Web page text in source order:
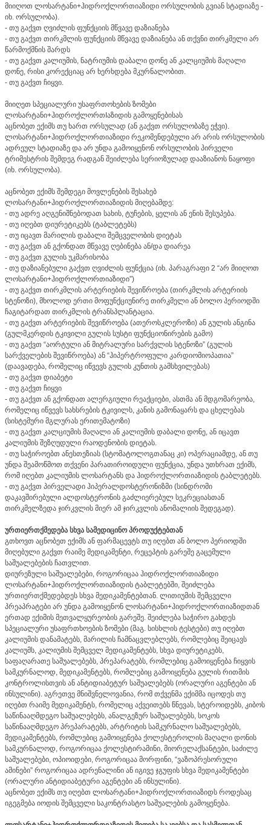
მიიღოთ ლოსარტანი+ჰიდროქლორთიაზიდი ორსულობის გვიან სტადიაზე -
იხ. ორსულობა).
- თუ გაქვთ ღვიძლის ფუნქციის მწვავე დაზიანება
- თუ გაქვთ თირკმლის ფუნქციის მწვავე დაზიანება ან თქვნი თირკმელი არ
წარმოქმნის შარდს
- თუ გაქვთ კალიუმის, ნატრიუმის დაბალი დონე ან კალციუმის მაღალი
დონე, რისი კორექციაც არ ხერხდება მკურნალობით.
- თუ გაქვთ ჩიყვი.
მიიღეთ სპეციალური უსაფრთოხების ზომები
ლოსარტანი+ჰიდროქლორთIაზიდის გამოყენებისას
აცნობეთ ექიმს თუ ხართ ორსულად (ან გაქვთ ორსულობაზე ეჭვი).
ლოსარტანი+ჰიდროქლორთიაზიდი რეკომენდებული არ არის ორსულობის
ადრეულ სტადიაზე და არ უნდა გამოიყენონ ორსულობის პირველი
ტრიმესტრის შემდეგ რადგან შეიძლება სერიოზულად დააზიანოს ნაყოფი
(იხ. ორსულობა).
აცნობეთ ექიმს შემდეგი მოვლენების შესახებ
ლოსარტანი+ჰიდროქლორთიაზიდის მიღებამდე:
- თუ ადრე აღგენიშნებოდათ სახის, ტუჩების, ყელის ან ენის შესუპება.
- თუ იღებთ დიურეტიკებს (ტაბლეტებს)
- თუ იცავთ მარილის დაბალი შემცველობის დიეტას
- თუ გაქვთ ან გქონდათ მწვავე ღებინება ან/და დიარეა
- თუ გაქვთ გულის უკმარისობა
- თუ დაზიანებული გაქვთ ღვიძლის ფუნქცია (იხ. პარაგრაფი 2 “არ მიიღოთ
ლოსარტანი+ჰიდროქლორთიაზიდი”)
- თუ გაქვთ თირკმლის არტერიების შევიწროება (თირკმლის არტერიის
სტენოზი), მხოლოდ ერთი მოფუნქციუნირე თირკმელი ან ბოლო პერიოდში
ჩაგიტარდათ თირკმლის ტრანსპლანტაცია.
- თუ გაქვთ არტერიების შევიწროება (ათეროსკლეროზი) ან გულის ანგინა
(გულმკერდის ტკივილი გულის სუსტი ფუნქციონირების გამო)
- თუ გაქვთ “აორტული ან მიტრალური სარქვლის სტენოზი” (გულის
სარქველების შევიწროება) ან “ჰიპერტროფული კარდიომიოპათია”
(დაავადება, რომელიც იწვევს გულის კუნთის გამსხვილებას)
- თუ გაქვთ დიაბეტი
- თუ გაქვთ ჩიყვი
- თუ გაქვთ ან გქონდათ ალერგიული რეაქციები, ასთმა ან მდგომარეობა,
რომელიც იწვევს სახსრების ტკივილს, კანის გამონაყარს და ცხელებას
(სისტემური მგლურას ერითემატოზი)
- თუ გაქვთ კალციუმის მაღალი ან კალიუმის დაბალი დონე, ან იცავთ
კალიუმის შეზღუდული რაოდენობის დიეტას.
- თუ საჭიროებთ ანესთეზიას (სტომატოლოგთანაც კი) ოპერაციამდე, ან თუ
უნდა შეამოწმოთ თქვენი პარათიროიდული ფუნქცია, უნდა უთხრათ ექიმს,
რომ იღებთ კალიუმის ლოსარტანს და ჰიდროქლორთიაზიდის ტაბლეტებს.
- თუ გაქვთ პირველადი ჰიპერალდოსტერონიზმი (სინდრომი
დაკავშირებული ალდოსტერონის გაძლიერებულ სეკრეციასთან
თირკმელზედა ჯირკვლის მიერ ამ ჯირკვლის ანომალიის შედეგად).
ურთიერთქმედება სხვა სამედიცინო პროდუქტებთან
გთხოვთ აცნობეთ ექიმს ან ფარმაცევტს თუ იღებთ ან ბოლო პერიოდში
მიღებული გაქვთ რაიმე მედიკამენტი, რეცეპტის გარეშე გაცემული
საშუალებების ჩათვლით.
დიურეზული საშუალებები, როგორიცაა ჰიდროქლორთიაზიდი
ლოსარტანი+ჰიდროქლორთიაზიდის ტაბლეტებში, შეიძლება
ურთიერთქმედებდეს სხვა მედიკამენტებთან. ლითიუმის შემცველი
პრეაპრატები არ უნდა გამოიყენონ ლოსარტანი+ჰიდროქლორთიაზიდთან
ერთად ექიმის მეთვალყურეობის გარეშე. შეიძლება საჭირო გახდეს
სპეციალური უსაფრთხოების ზომები (მაგ. სისხლის ტესტები) თუ იღებთ
კალიუმის დანამატებს, მარილის ჩამნაცვლებლებს, რომლებიც შეიცავს
კალიუმს, კალიუმის შემცველ მედიკამენტებს, სხვა დიურეტიკებს,
საფაღარათე საშუალებებს, პრეპარატებს, რომლებიც გამოიყენება ჩიყვის
სამკურნალოდ, მედიკამენტებს, რომლებიც გამოიყენება გულის რითმის
კონტროლისთვის ან ანტიდიაბეტურ საშუალებებს (ორალური აგენტები ან
ინსულინი). აგრეთვე მნიშვნელოვანია, რომ თქვენმა ექიმმა იცოდეს თუ
იღებთ რაიმე მედიკამენტს, რომელიც აქვეითებს წნევას, სტეროიდებს, კიბოს
საწინააღმდეგო საშუალებებს, ანალგეზურ საშუალებებს, სოკოს
საწინააღმდეგო პრეპარატებს, არტრიტის სამკურნალო საშუალებებს,
მედიკამენტებს, რომლებიც გამოიყენება ქოლესტეროლის მაღალი დონის
სამკურნალოდ, როგორიცაა ქოლესტირამინი, მიორელაქსანტები, საძილე
საშუალებები, ოპიოიდები, როგორიცაა მორფინი, “ვაზოპრესორული
ამინები” როგორიცაა ადრენალინი ან იგივე ჯგუფის სხვა მედიკამენტები
(ორალური ანტიდიაბეტური აგენტები ან ინსულინი).
აცნობეთ ექიმს თუ იღებთ ლოსარტანი+ჰიდროქლორთიაზიდს როდესაც
იგეგმება იოდის შემცველი საკონტრასტო საშუალების გამოყენება.